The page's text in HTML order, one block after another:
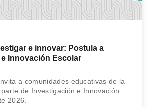
e innovar: Postula a
e Innovación Escolar
a comunidades educativas de la
de Investigación e Innovación
2026.